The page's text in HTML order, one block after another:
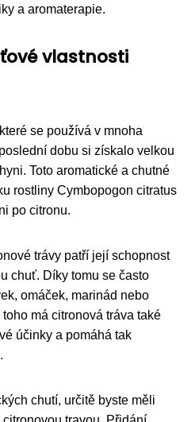
a aromaterapie.
vlastnosti
se používá v mnoha
dobu si získalo velkou
Toto aromatické a chutné
rostliny Cymbopogon citratus
po citronu.
trávy patří její schopnost
chuť. Díky tomu se často
omáček, marinád nebo
má citronová tráva také
účinky a pomáhá tak
chutí, určitě byste měli